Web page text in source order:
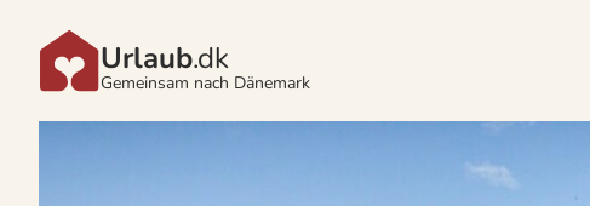
Urlaub.dk
Gemeinsam nach Dänemark